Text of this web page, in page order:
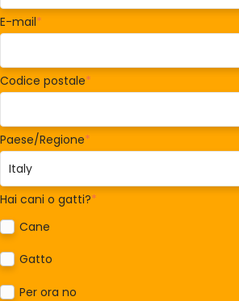
E-mail*
Codice postale*
Paese/Regione*
Hai cani o gatti?*
Cane
Gatto
Per ora no